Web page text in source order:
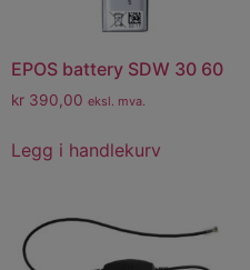
EPOS battery SDW 30 60
kr390,00 eksl. mva.
Legg i handlekurv